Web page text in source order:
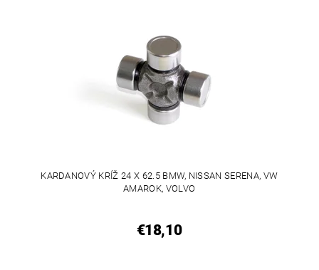
KARDANOVÝ KRÍŽ 24 X 62.5 BMW, NISSAN SERENA, VW
AMAROK, VOLVO
€18,10